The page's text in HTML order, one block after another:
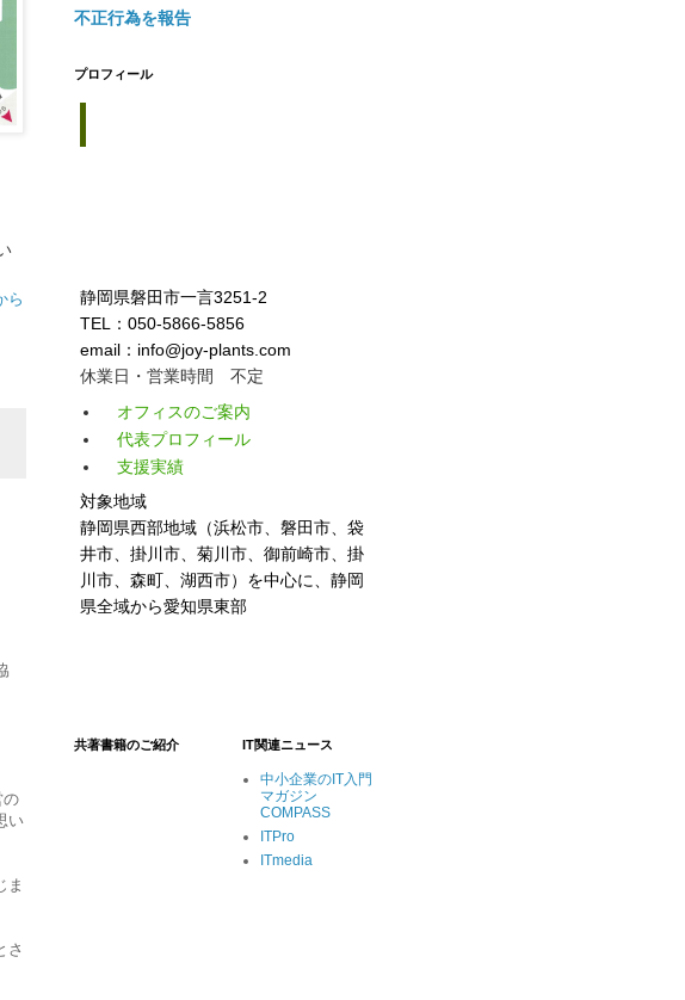
ら
の
い
ま
さ
不正行為を報告
プロフィール
静岡県磐田市一言3251-2
TEL：050-5866-5856
email：info@joy-plants.com
休業日・営業時間 不定
オフィスのご案内
代表プロフィール
支援実績
対象地域
静岡県西部地域（浜松市、磐田市、袋
井市、掛川市、菊川市、御前崎市、掛
川市、森町、湖西市）を中心に、静岡
県全域から愛知県東部
共著書籍のご紹介 IT関連ニュース
中小企業のIT入門
マガジン
COMPASS
ITPro
ITmedia